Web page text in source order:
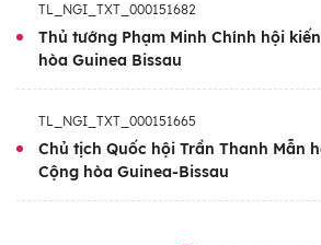
TL_NGI_TXT_000151682
Thủ tướng Phạm Minh Chính hội
hòa Guinea Bissau
TL_NGI_TXT_000151665
Chủ tịch Quốc hội Trần Thanh Mẫn
Cộng hòa Guinea-Bissau